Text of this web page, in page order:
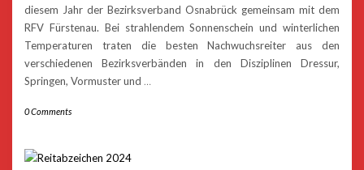
diesem Jahr der Bezirksverband Osnabrück gemeinsam mit dem
RFV Fürstenau. Bei strahlendem Sonnenschein und winterlichen
Temperaturen traten die besten Nachwuchsreiter aus den
verschiedenen Bezirksverbänden in den Disziplinen Dressur,
Springen, Vormuster und …
0 Comments